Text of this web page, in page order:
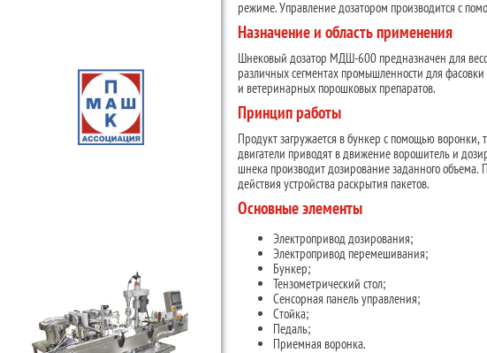
режиме. Управление дозатором производится с
Назначение и область применения
Шнековый дозатор МДШ-600 предназначен для
различных сегментах промышленности для
и ветеринарных порошковых препаратов.
Принцип работы
Продукт загружается в бункер с помощью воронки,
двигатели приводят в движение ворошитель и
шнека производит дозирование заданного
действия устройства раскрытия пакетов.
Основные элементы
Электропривод дозирования;
Электропривод перемешивания;
Бункер;
Тензометрический стол;
Сенсорная панель управления;
Стойка;
Педаль;
Приемная воронка.